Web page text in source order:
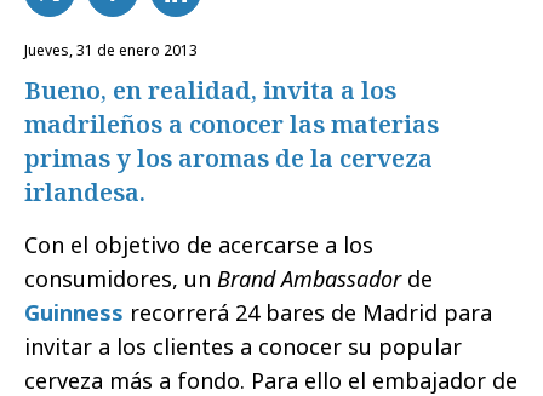
jueves, 31 de enero 2013
Bueno, en realidad, invita a los
madrileños a conocer las materias
primas y los aromas de la cerveza
irlandesa.
Con el objetivo de acercarse a los
consumidores, un Brand Ambassadorde
Guinness recorrerá 24 bares de Madrid para
invitar a los clientes a conocer su popular
cerveza más a fondo. Para ello el embajador de